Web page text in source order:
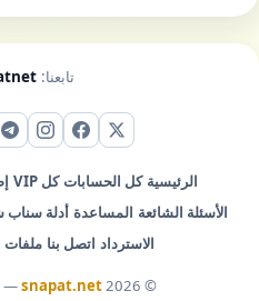
تابعنا:
X (تويتر) فيس بوك
الرئيسية كل الحسابات كل VIP
الأسئلة الشائعة المساعدة أدلة
الاسترداد اتصل بنا ملفات
© 2026
snapat.net
—